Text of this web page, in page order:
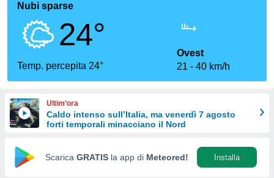
per
le
di
Web
Nubi sparse
24°
Temp. percepita 24°
Ovest
21
40 km/h
Ultim’ora
Caldo intenso sull’Italia, ma venerdì 7 agosto
forti temporali minacciano il Nord
Scarica GRATIS la app di Meteored! Installa